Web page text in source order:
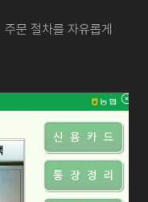
문 절차를 자유롭게